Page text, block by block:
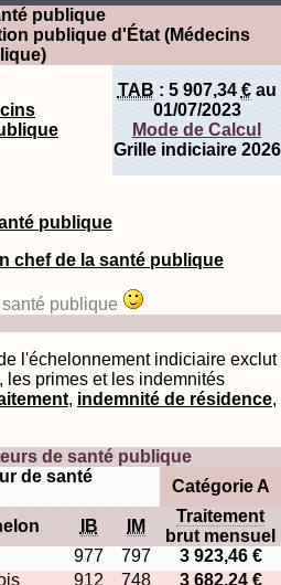
publique
publique d'État (Médecins
TAB : 5 907,34 €au
01/07/2023
Mode de Calcul
Grille indiciaire 2026
publique
chef de la santé publique
publique
l'échelonnement indiciaire exclut
les primes et les indemnités
, indemnité de résidence,
de santé publique
de santé
Catégorie A
IB IM
Traitement
brut mensuel
977 797
3 923,46 €
912 748
3 682,24 €